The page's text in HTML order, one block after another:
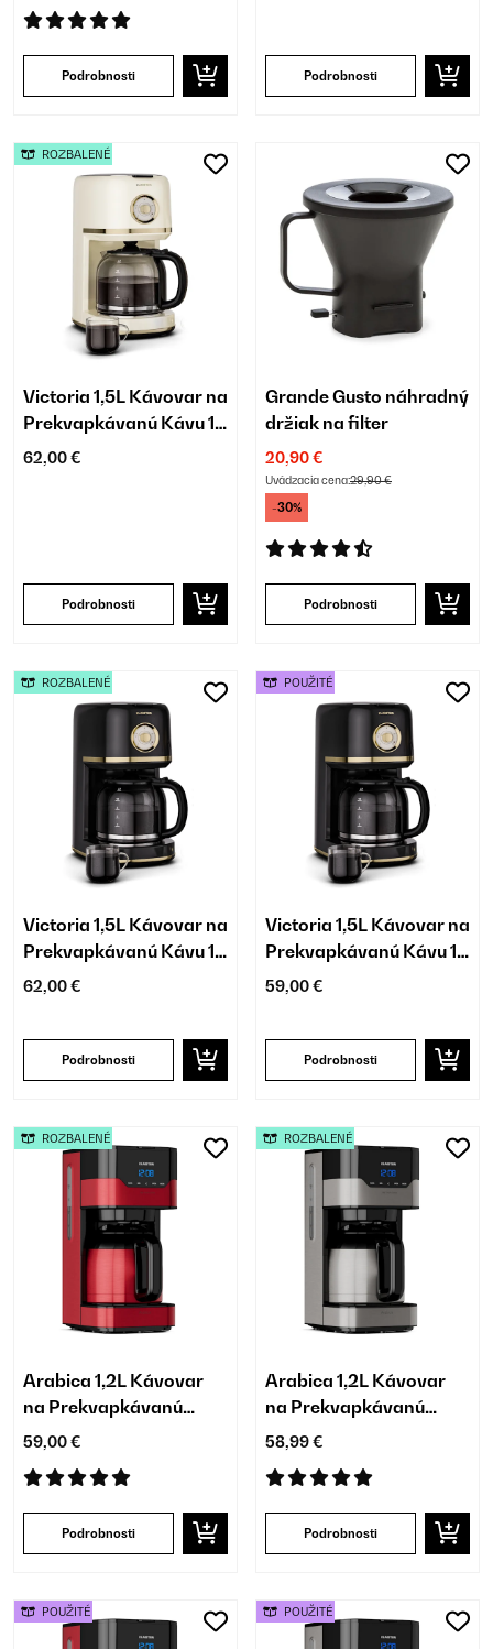
Podrobnosti Podrobnosti
Victoria 1,5L Kávovar na
Prekvapkávanú Kávu 12
Šálok Krémová
62,00 €
Podrobnosti
ROZBALENÉ
Grande Gusto náhradný
držiak na filter
20,90 €
Uvádzacia cena:29,90 €
-30%
Podrobnosti
Victoria 1,5L Kávovar na
Prekvapkávanú Kávu 12
Šálok Čierna
62,00 €
Podrobnosti
ROZBALENÉ
Victoria 1,5L Kávovar na
Prekvapkávanú Kávu 12
Šálok Čierna
59,00 €
Podrobnosti
POUŽITÉ
Arabica 1,2L Kávovar
na Prekvapkávanú
Kávu 10 Šálok Červená
59,00 €
Podrobnosti
ROZBALENÉ
Arabica 1,2L Kávovar
na Prekvapkávanú
Kávu 10 Šálok
58,99 €
Podrobnosti
ROZBALENÉ
POUŽITÉ POUŽITÉ